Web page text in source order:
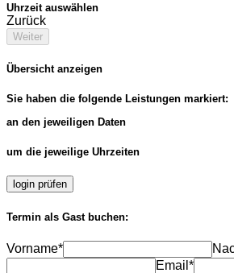
Uhrzeit auswählen
Zurück
Weiter
Übersicht anzeigen
Sie haben die folgende Leistungen markiert:
an den jeweiligen Daten
um die jeweilige Uhrzeiten
login prüfen
Termin als Gast buchen:
Vorname*
Email*